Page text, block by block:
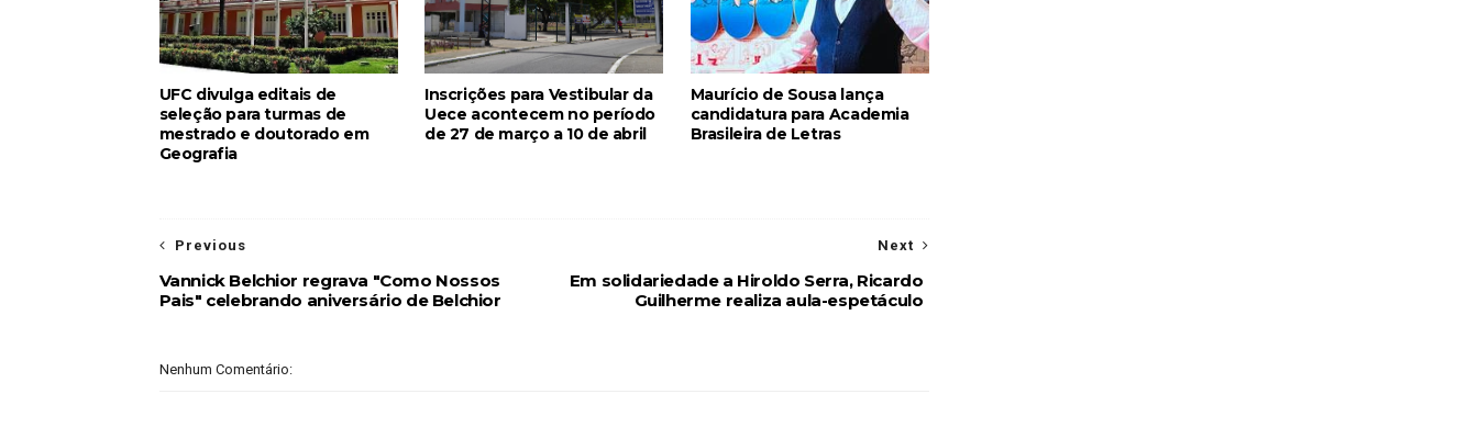
UFC divulga editais de
seleção para turmas de
mestrado e doutorado em
Geografia
Inscrições para Vestibular da
Uece acontecem no período
de 27 de março a 10 de abril
Maurício de Sousa lança
candidatura para Academia
Brasileira de Letras
Next
Em solidariedade a Hiroldo Serra, Ricardo
Guilherme realiza aula-espetáculo
Previous
Vannick Belchior regrava "Como Nossos
Pais" celebrando aniversário de Belchior
Nenhum Comentário: